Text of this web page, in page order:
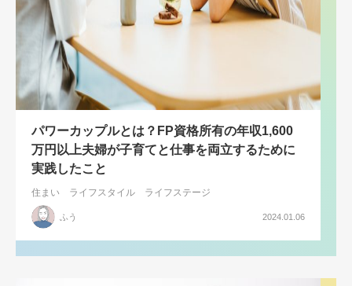
パワーカップルとは？FP資格所有の年収1,600
万円以上夫婦が子育てと仕事を両立するために
実践したこと
住まい ライフスタイル ライフステージ
ふう 2024.01.06